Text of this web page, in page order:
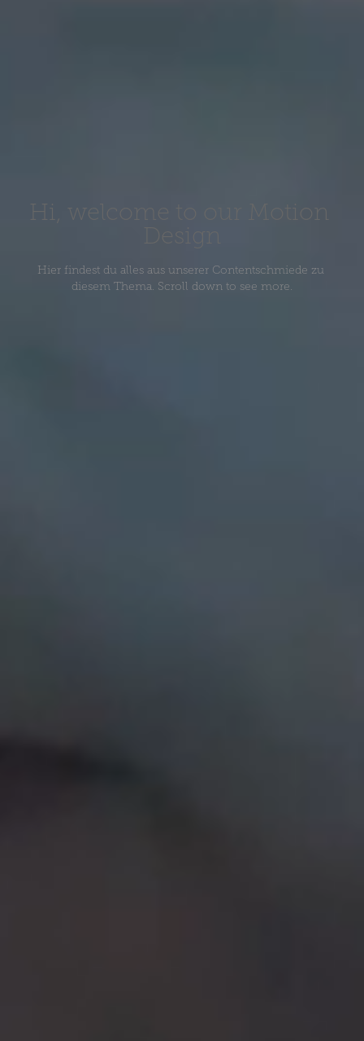
Hi, welcome to our Motion
Design
Hier findest du alles aus unserer Contentschmiede zu
diesem Thema. Scroll down to see more.